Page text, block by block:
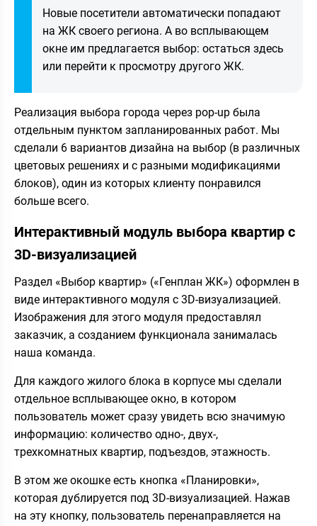
Новые посетители автоматически попадают
на ЖК своего региона. А во всплывающем
окне им предлагается выбор: остаться здесь
или перейти к просмотру другого ЖК.
Реализация выбора города через pop-up была
отдельным пунктом запланированных работ. Мы
сделали 6 вариантов дизайна на выбор (в различных
цветовых решениях и с разными модификациями
блоков), один из которых клиенту понравился
больше всего.
Интерактивный модуль выбора квартир с
3D-визуализацией
Раздел «Выбор квартир» («Генплан ЖК») оформлен в
виде интерактивного модуля с 3D-визуализацией.
Изображения для этого модуля предоставлял
заказчик, а созданием функционала занималась
наша команда.
Для каждого жилого блока в корпусе мы сделали
отдельное всплывающее окно, в котором
пользователь может сразу увидеть всю значимую
информацию: количество одно-, двух-,
трехкомнатных квартир, подъездов, этажность.
В этом же окошке есть кнопка «Планировки»,
которая дублируется под 3D-визуализацией. Нажав
на эту кнопку, пользователь перенаправляется на